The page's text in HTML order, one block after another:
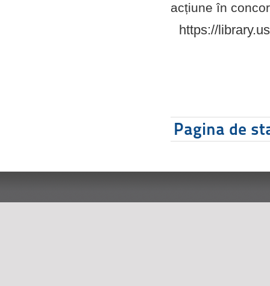
acțiune în
https://
Pagina de